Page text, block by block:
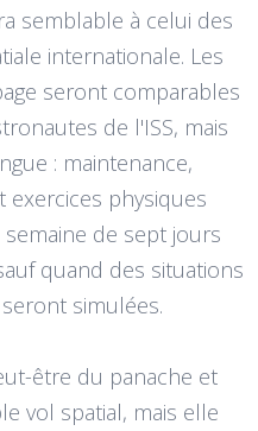
semblable à celui des
internationale. Les
seront comparables
de l'ISS, mais
: maintenance,
exercices physiques
de sept jours
quand des situations
simulées.
être du panache et
vol spatial, mais elle